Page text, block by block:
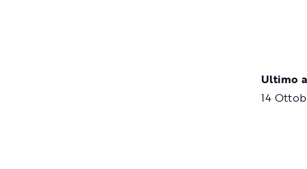
Ultimo
14